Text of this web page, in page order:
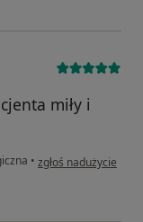
miły i
• w opinii użytkownika
zgłoś nadużycie